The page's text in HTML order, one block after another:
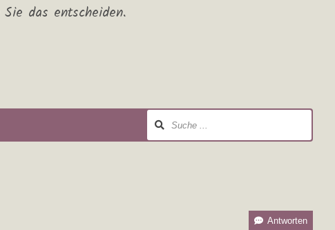
das entscheiden.
Antworten